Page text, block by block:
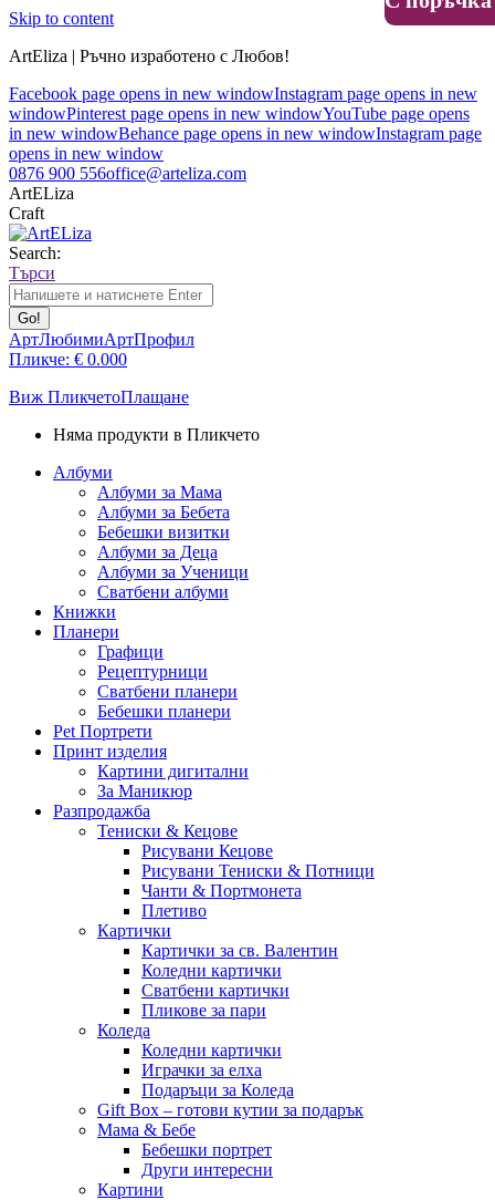
Skip to content
ArtEliza | Ръчно изработено с Любов!
Facebook page opens in new windowInstagram page opens in new
windowPinterest page opens in new windowYouTube page opens
in new windowBehance page opens in new windowInstagram page
opens in new window
0876 900 556office@arteliza.com
ArtELiza
Craft
Search:
Търси
АртЛюбимиАртПрофил
Пликче: € 0.000
Виж ПликчетоПлащане
Няма продукти в Пликчето
Албуми
Албуми за Мама
Албуми за Бебета
Бебешки визитки
Албуми за Деца
Албуми за Ученици
Сватбени албуми
Книжки
Планери
Графици
Рецептурници
Сватбени планери
Бебешки планери
Pet Портрети
Принт изделия
Картини дигитални
За Маникюр
Разпродажба
Тениски & Кецове
Рисувани Кецове
Рисувани Тениски & Потници
Чанти & Портмонета
Плетиво
Картички
Картички за св. Валентин
Коледни картички
Сватбени картички
Пликове за пари
Коледа
Коледни картички
Играчки за елха
Подаръци за Коледа
Gift Box – готови кутии за подарък
Мама & Бебе
Бебешки портрет
Други интересни
Картини